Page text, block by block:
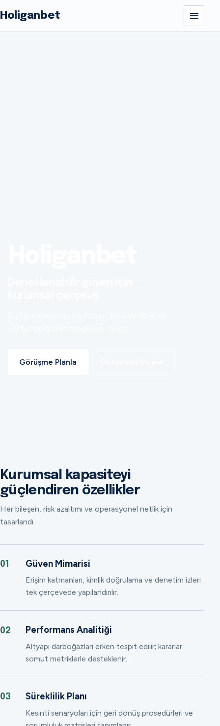
Holiganbet
Görüşme Planla
Kurumsal kapasiteyi
güçlendiren özellikler
Her bileşen, risk azaltımı ve operasyonel netlik için
tasarlandı.
01 Güven Mimarisi
Erişim katmanları, kimlik doğrulama ve denetim izleri
tek çerçevede yapılandırılır.
02 Performans Analitiği
Altyapı darboğazları erken tespit edilir; kararlar
somut metriklerle desteklenir.
03 Süreklilik Planı
Kesinti senaryoları için geri dönüş prosedürleri ve